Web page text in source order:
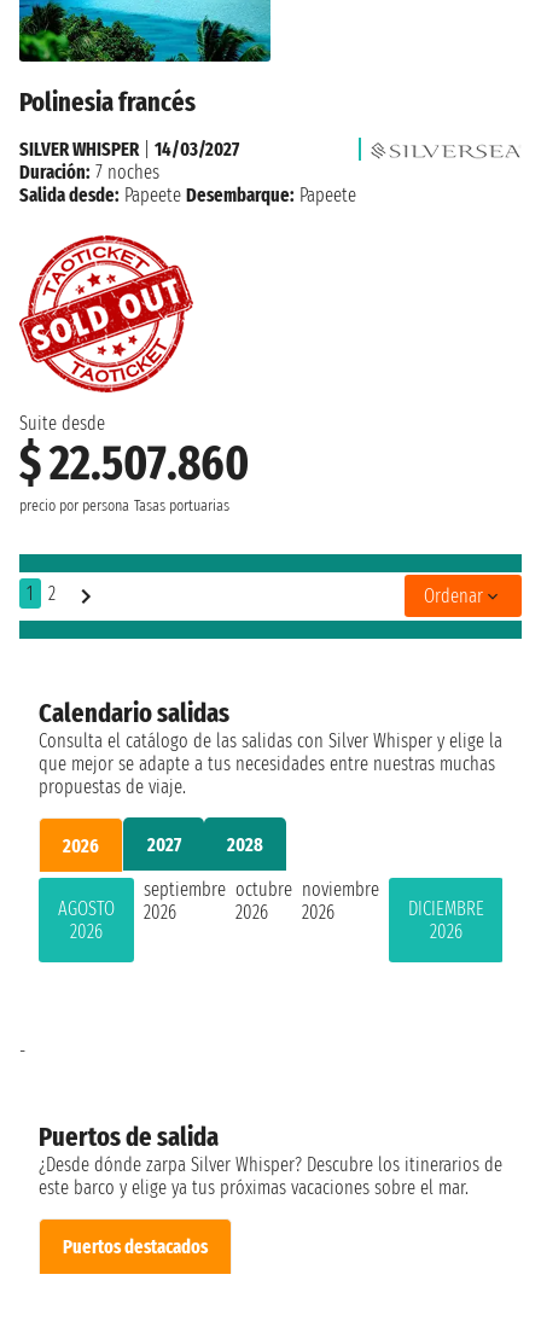
Polinesia francés
Suite desde
$ 22.507.860
precio por persona Tasas portuarias
SILVER WHISPER
14/03/2027
Duración: 7 noches
Salida desde: Papeete Desembarque: Papeete
1 2 Ordenar
Calendario salidas
Consulta el catálogo de las salidas con Silver Whisper y elige la
que mejor se adapte a tus necesidades entre nuestras muchas
propuestas de viaje.
2026 2027 2028
AGOSTO
2026
septiembre
2026
octubre
2026
noviembre
2026
DICIEMBRE
2026
Puertos de salida
¿Desde dónde zarpa Silver Whisper? Descubre los itinerarios de
este barco y elige ya tus próximas vacaciones sobre el mar.
Puertos destacados
-